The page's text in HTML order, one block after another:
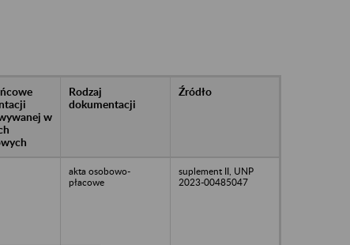
w
Rodzaj
dokumentacji
Źródło
akta osobowo-
płacowe
suplement II, UNP
2023-00485047